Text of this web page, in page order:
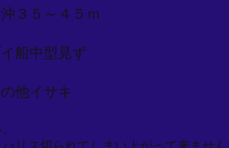
３５～４５ｍ
船中型見ず
他イサキ